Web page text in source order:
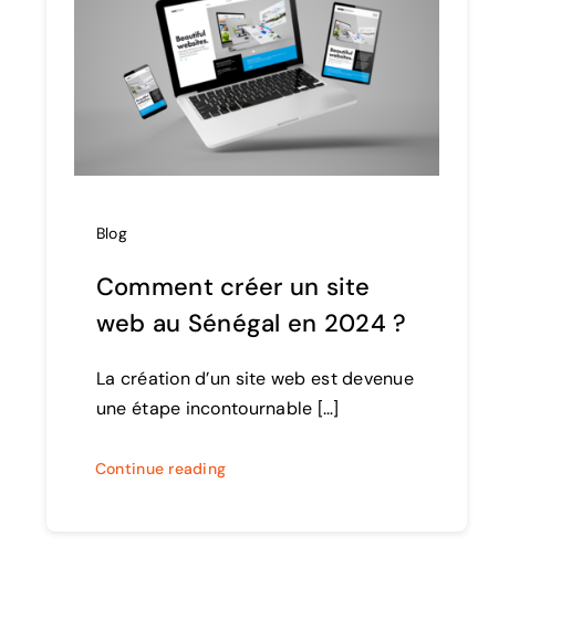
Blog
Comment créer un site
web au Sénégal en 2024 ?
La création d’un site web est devenue
une étape incontournable […]
Continue reading